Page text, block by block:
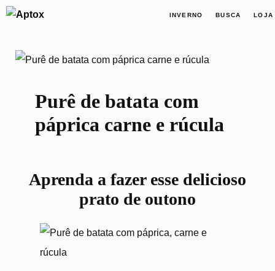
INVERNO BUSCA LOJA
Purê de batata com páprica,
Purê de batata com
páprica carne e rúcula
Aprenda a fazer esse delicioso
prato de outono